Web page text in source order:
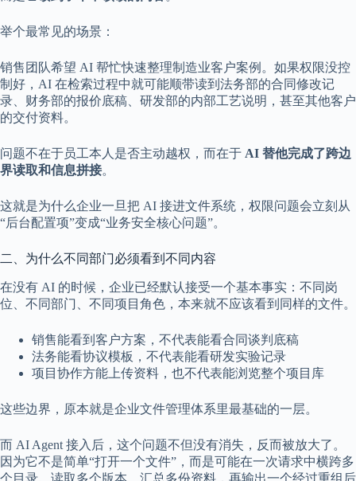
举个最常见的场景：
销售团队希望 AI 帮忙快速整理制造业客户案例。如果权限没控
制好，AI 在检索过程中就可能顺带读到法务部的合同修改记
录、财务部的报价底稿、研发部的内部工艺说明，甚至其他客户
的交付资料。
问题不在于员工本人是否主动越权，而在于 AI 替他完成了跨边
界读取和信息拼接。
这就是为什么企业一旦把 AI 接进文件系统，权限问题会立刻从
“后台配置项”变成“业务安全核心问题”。
二、为什么不同部门必须看到不同内容
在没有 AI 的时候，企业已经默认接受一个基本事实：不同岗
位、不同部门、不同项目角色，本来就不应该看到同样的文件。
销售能看到客户方案，不代表能看合同谈判底稿
法务能看协议模板，不代表能看研发实验记录
项目协作方能上传资料，也不代表能浏览整个项目库
这些边界，原本就是企业文件管理体系里最基础的一层。
而 AI Agent 接入后，这个问题不但没有消失，反而被放大了。
因为它不是简单“打开一个文件”，而是可能在一次请求中横跨多
个目录、读取多个版本、汇总多份资料，再输出一个经过重组后